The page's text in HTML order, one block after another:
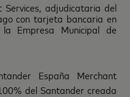
adjudicataria del
con tarjeta bancaria en
Empresa Municipal de
España Merchant
del Santander creada